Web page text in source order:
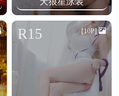
R15 [10P]